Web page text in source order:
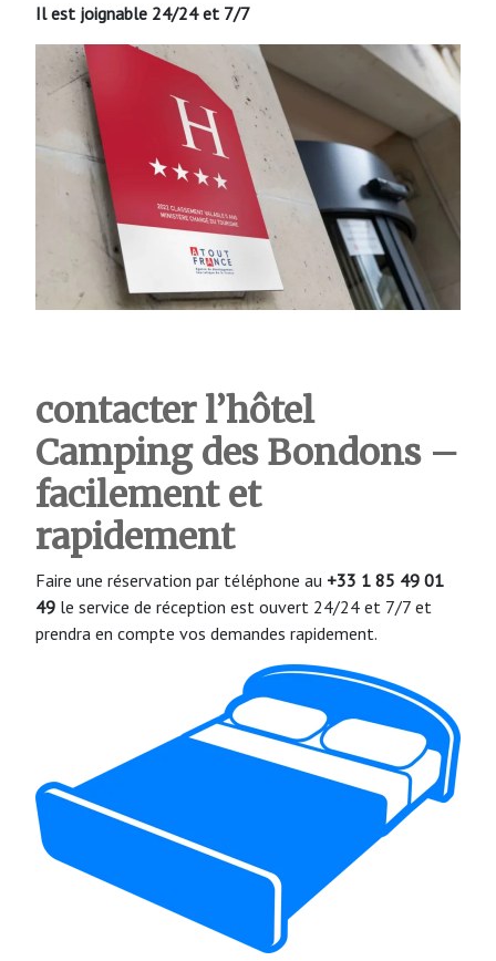
Il est joignable 24/24 et 7/7
contacter l’hôtel
Camping des Bondons –
facilement et
rapidement
Faire une réservation par téléphone au +33 1 85 49 01
49 le service de réception est ouvert 24/24 et 7/7 et
prendra en compte vos demandes rapidement.